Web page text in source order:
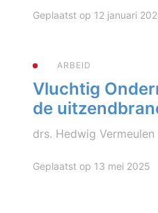
Geplaatst op 12 januari
ARBEID
Vluchtig
de
drs. Hedwig Vermeulen
Geplaatst op 13 mei 2025